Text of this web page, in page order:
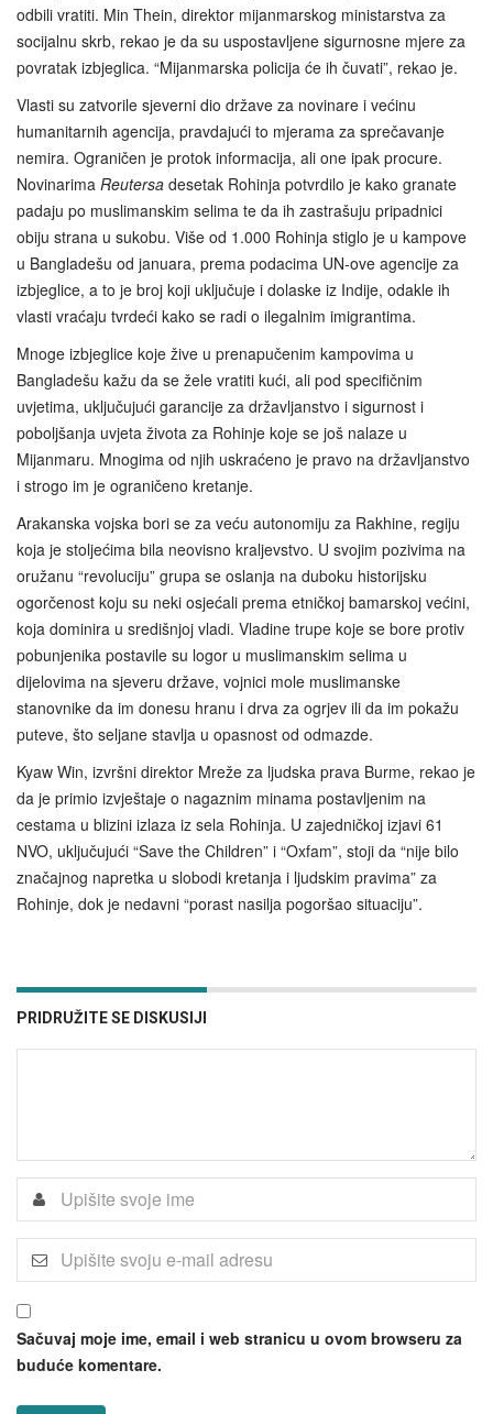
odbili vratiti. Min Thein, direktor mijanmarskog ministarstva za
socijalnu skrb, rekao je da su uspostavljene sigurnosne mjere za
povratak izbjeglica. “Mijanmarska policija će ih čuvati”, rekao je.
Vlasti su zatvorile sjeverni dio države za novinare i većinu
humanitarnih agencija, pravdajući to mjerama za sprečavanje
nemira. Ograničen je protok informacija, ali one ipak procure.
Novinarima Reutersa desetak Rohinja potvrdilo je kako granate
padaju po muslimanskim selima te da ih zastrašuju pripadnici
obiju strana u sukobu. Više od 1.000 Rohinja stiglo je u kampove
u Bangladešu od januara, prema podacima UN-ove agencije za
izbjeglice, a to je broj koji uključuje i dolaske iz Indije, odakle ih
vlasti vraćaju tvrdeći kako se radi o ilegalnim imigrantima.
Mnoge izbjeglice koje žive u prenapučenim kampovima u
Bangladešu kažu da se žele vratiti kući, ali pod specifičnim
uvjetima, uključujući garancije za državljanstvo i sigurnost i
poboljšanja uvjeta života za Rohinje koje se još nalaze u
Mijanmaru. Mnogima od njih uskraćeno je pravo na državljanstvo
i strogo im je ograničeno kretanje.
Arakanska vojska bori se za veću autonomiju za Rakhine, regiju
koja je stoljećima bila neovisno kraljevstvo. U svojim pozivima na
oružanu “revoluciju” grupa se oslanja na duboku historijsku
ogorčenost koju su neki osjećali prema etničkoj bamarskoj većini,
koja dominira u središnjoj vladi. Vladine trupe koje se bore protiv
pobunjenika postavile su logor u muslimanskim selima u
dijelovima na sjeveru države, vojnici mole muslimanske
stanovnike da im donesu hranu i drva za ogrjev ili da im pokažu
puteve, što seljane stavlja u opasnost od odmazde.
Kyaw Win, izvršni direktor Mreže za ljudska prava Burme, rekao je
da je primio izvještaje o nagaznim minama postavljenim na
cestama u blizini izlaza iz sela Rohinja. U zajedničkoj izjavi 61
NVO, uključujući “Save the Children” i “Oxfam”, stoji da “nije bilo
značajnog napretka u slobodi kretanja i ljudskim pravima” za
Rohinje, dok je nedavni “porast nasilja pogoršao situaciju”.
PRIDRUŽITE SE DISKUSIJI
Sačuvaj moje ime, email i web stranicu u ovom browseru za
buduće komentare.